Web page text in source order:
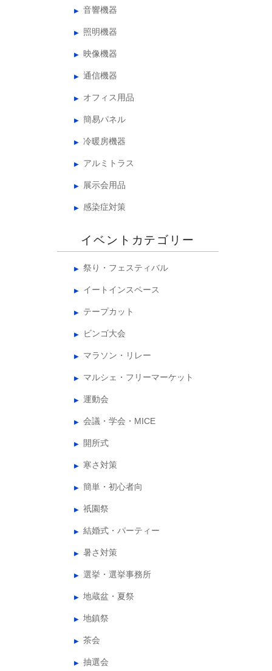
音響機器
照明機器
映像機器
通信機器
オフィス用品
簡易パネル
冷暖房機器
アルミトラス
展示会用品
感染症対策
イベントカテゴリー
祭り・フェスティバル
イートインスペース
テープカット
ビンゴ大会
マラソン・リレー
マルシェ・フリーマーケット
運動会
会議・学会・MICE
開所式
寒さ対策
簡単・初心者向
祇園祭
結婚式・パーティー
暑さ対策
選挙・選挙事務所
地蔵盆・夏祭
地鎮祭
茶会
抽選会